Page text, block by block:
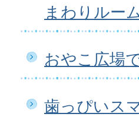
まわりルーム
おやこ広場
歯っぴいス